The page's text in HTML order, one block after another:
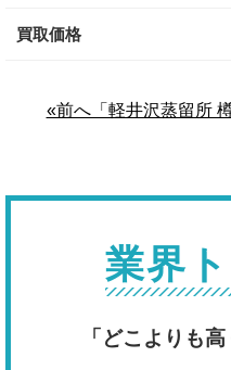
買取価格
«前へ「軽井沢蒸留所
業界
「どこよりも